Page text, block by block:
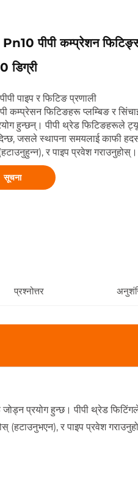
पीपी कम्प्रेशन
डिग्री
पाइप र फिटिङ प्रणाली
कम्प्रेसन फिटिङहरू प्लम्बिङ र
हुन्छन्। पीपी थ्रेड फिटिङहरूले
जसले स्थापना समयलाई काफी
र पाइप प्रवेश गराउनुहोस्।
सूचना
प्रश्नोत्तर
जोड्न प्रयोग हुन्छ। पीपी थ्रेड
(हटाउनुभएन), र पाइप प्रवेश